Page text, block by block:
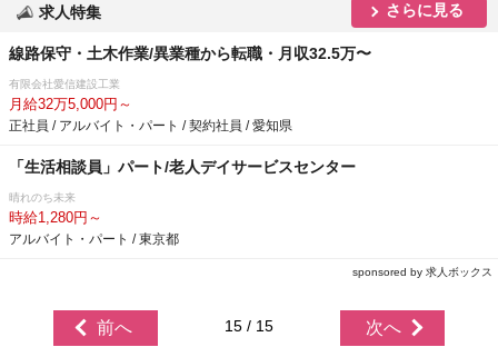
求人特集 さらに見る
線路保守・土木作業/異業種から転職・月収32.5万〜
有限会社愛信建設工業
月給32万5,000円～
正社員 / アルバイト・パート / 契約社員 / 愛知県
「生活相談員」パート/老人デイサービスセンター
晴れのち未来
時給1,280円～
アルバイト・パート / 東京都
sponsored by 求人ボックス
前へ 15 / 15 次へ